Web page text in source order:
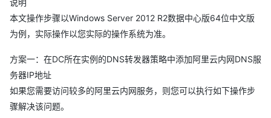
说明
本文操作步骤以Windows Server 2012 R2数据中心版64位中文版
为例，实际操作以您实际的操作系统为准。
方案一：在DC所在实例的DNS转发器策略中添加阿里云内网DNS服
务器IP地址
如果您需要访问较多的阿里云内网服务，则您可以执行如下操作步
骤解决该问题。